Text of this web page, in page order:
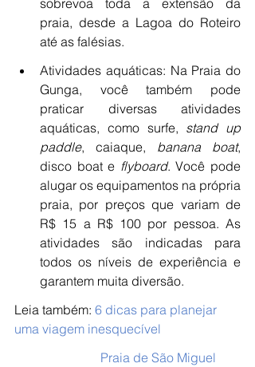
sobrevoa toda a extensão da
praia, desde a Lagoa do Roteiro
até as falésias.
Atividades aquáticas: Na Praia do
Gunga, você também pode
praticar diversas atividades
aquáticas, como surfe, stand up
paddle, caiaque, banana boat,
disco boat e flyboard. Você pode
alugar os equipamentos na própria
praia, por preços que variam de
R$ 15 a R$ 100 por pessoa. As
atividades são indicadas para
todos os níveis de experiência e
garantem muita diversão.
Leia também: 6 dicas para planejar
uma viagem inesquecível
Praia de São Miguel